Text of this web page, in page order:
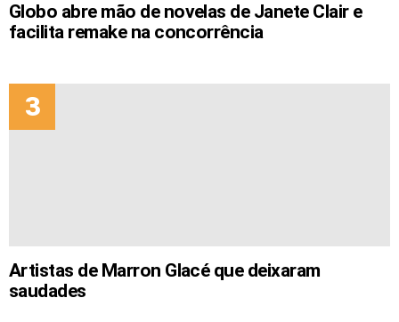
Globo abre mão de novelas de Janete Clair e
facilita remake na concorrência
Artistas de Marron Glacé que deixaram
saudades